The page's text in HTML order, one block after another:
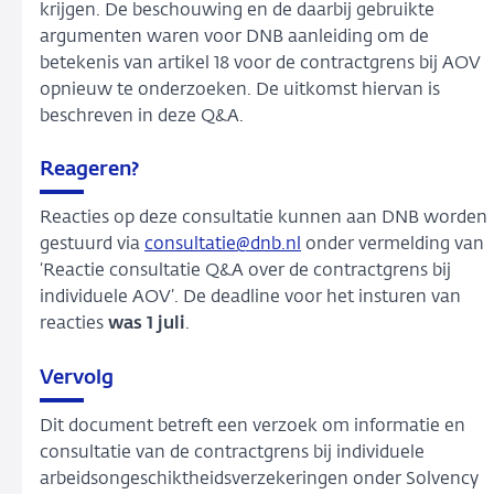
krijgen. De beschouwing en de daarbij gebruikte
argumenten waren voor DNB aanleiding om de
betekenis van artikel 18 voor de contractgrens bij AOV
opnieuw te onderzoeken. De uitkomst hiervan is
beschreven in deze Q&A.
Reageren?
Reacties op deze consultatie kunnen aan DNB worden
gestuurd via consultatie@dnb.nl onder vermelding van
‘Reactie consultatie Q&A over de contractgrens bij
individuele AOV’. De deadline voor het insturen van
reacties was 1 juli.
Vervolg
Dit document betreft een verzoek om informatie en
consultatie van de contractgrens bij individuele
arbeidsongeschiktheidsverzekeringen onder Solvency